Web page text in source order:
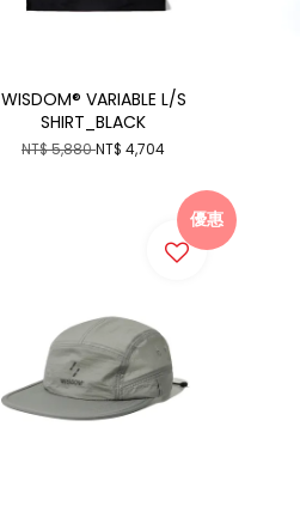
WISDOM® VARIABLE L/S
SHIRT_BLACK
NT$ 5,880NT$ 4,704
優惠